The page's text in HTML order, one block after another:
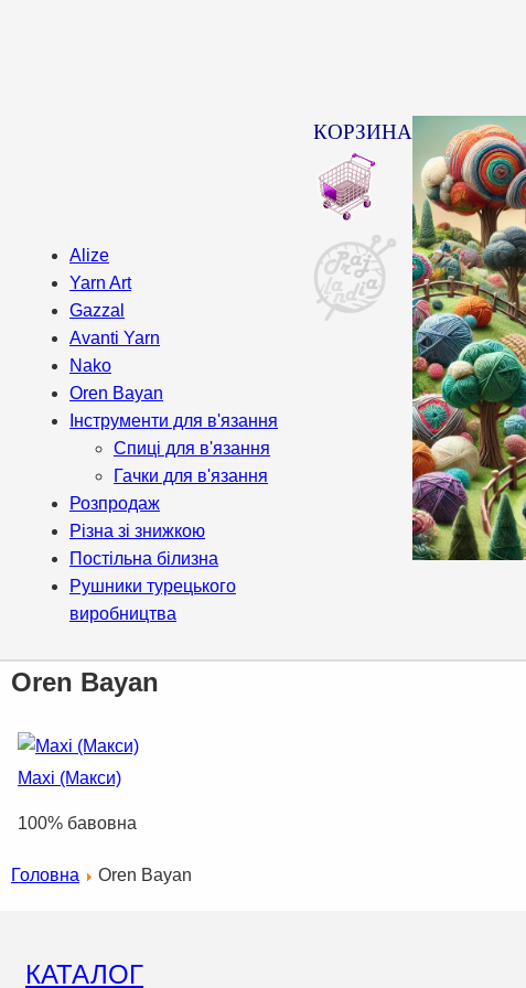
Alize
Yarn Art
Gazzal
Avanti Yarn
Nako
Oren Bayan
Інструменти для в'язання
Спиці для в'язання
Гачки для в'язання
Розпродаж
Різна зі знижкою
Постільна білизна
Рушники турецького
виробництва
КОРЗИНА
Oren Bayan
Maxi (Макси)
100% бавовна
Головна Oren Bayan
КАТАЛОГ